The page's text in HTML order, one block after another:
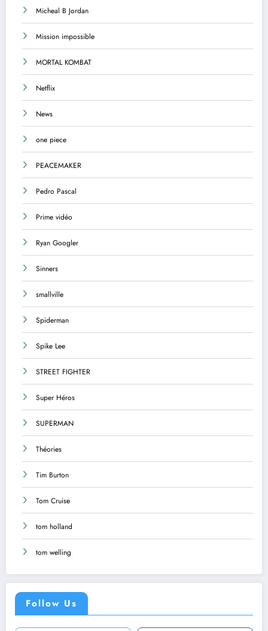
Micheal B Jordan
Mission impossible
MORTAL KOMBAT
Netflix
News
one piece
PEACEMAKER
Pedro Pascal
Prime vidéo
Ryan Googler
Sinners
smallville
Spiderman
Spike Lee
STREET FIGHTER
Super Héros
SUPERMAN
Théories
Tim Burton
Tom Cruise
tom holland
tom welling
Follow Us